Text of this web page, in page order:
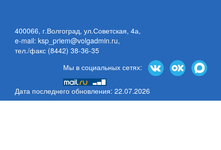
400066, г.Волгоград, ул.Советская, 4а,
e-mail: ksp_priem@volgadmin.ru,
тел./факс (8442) 38-36-35
Мы в социальных сетях:
Дата последнего обновления: 22.07.2026